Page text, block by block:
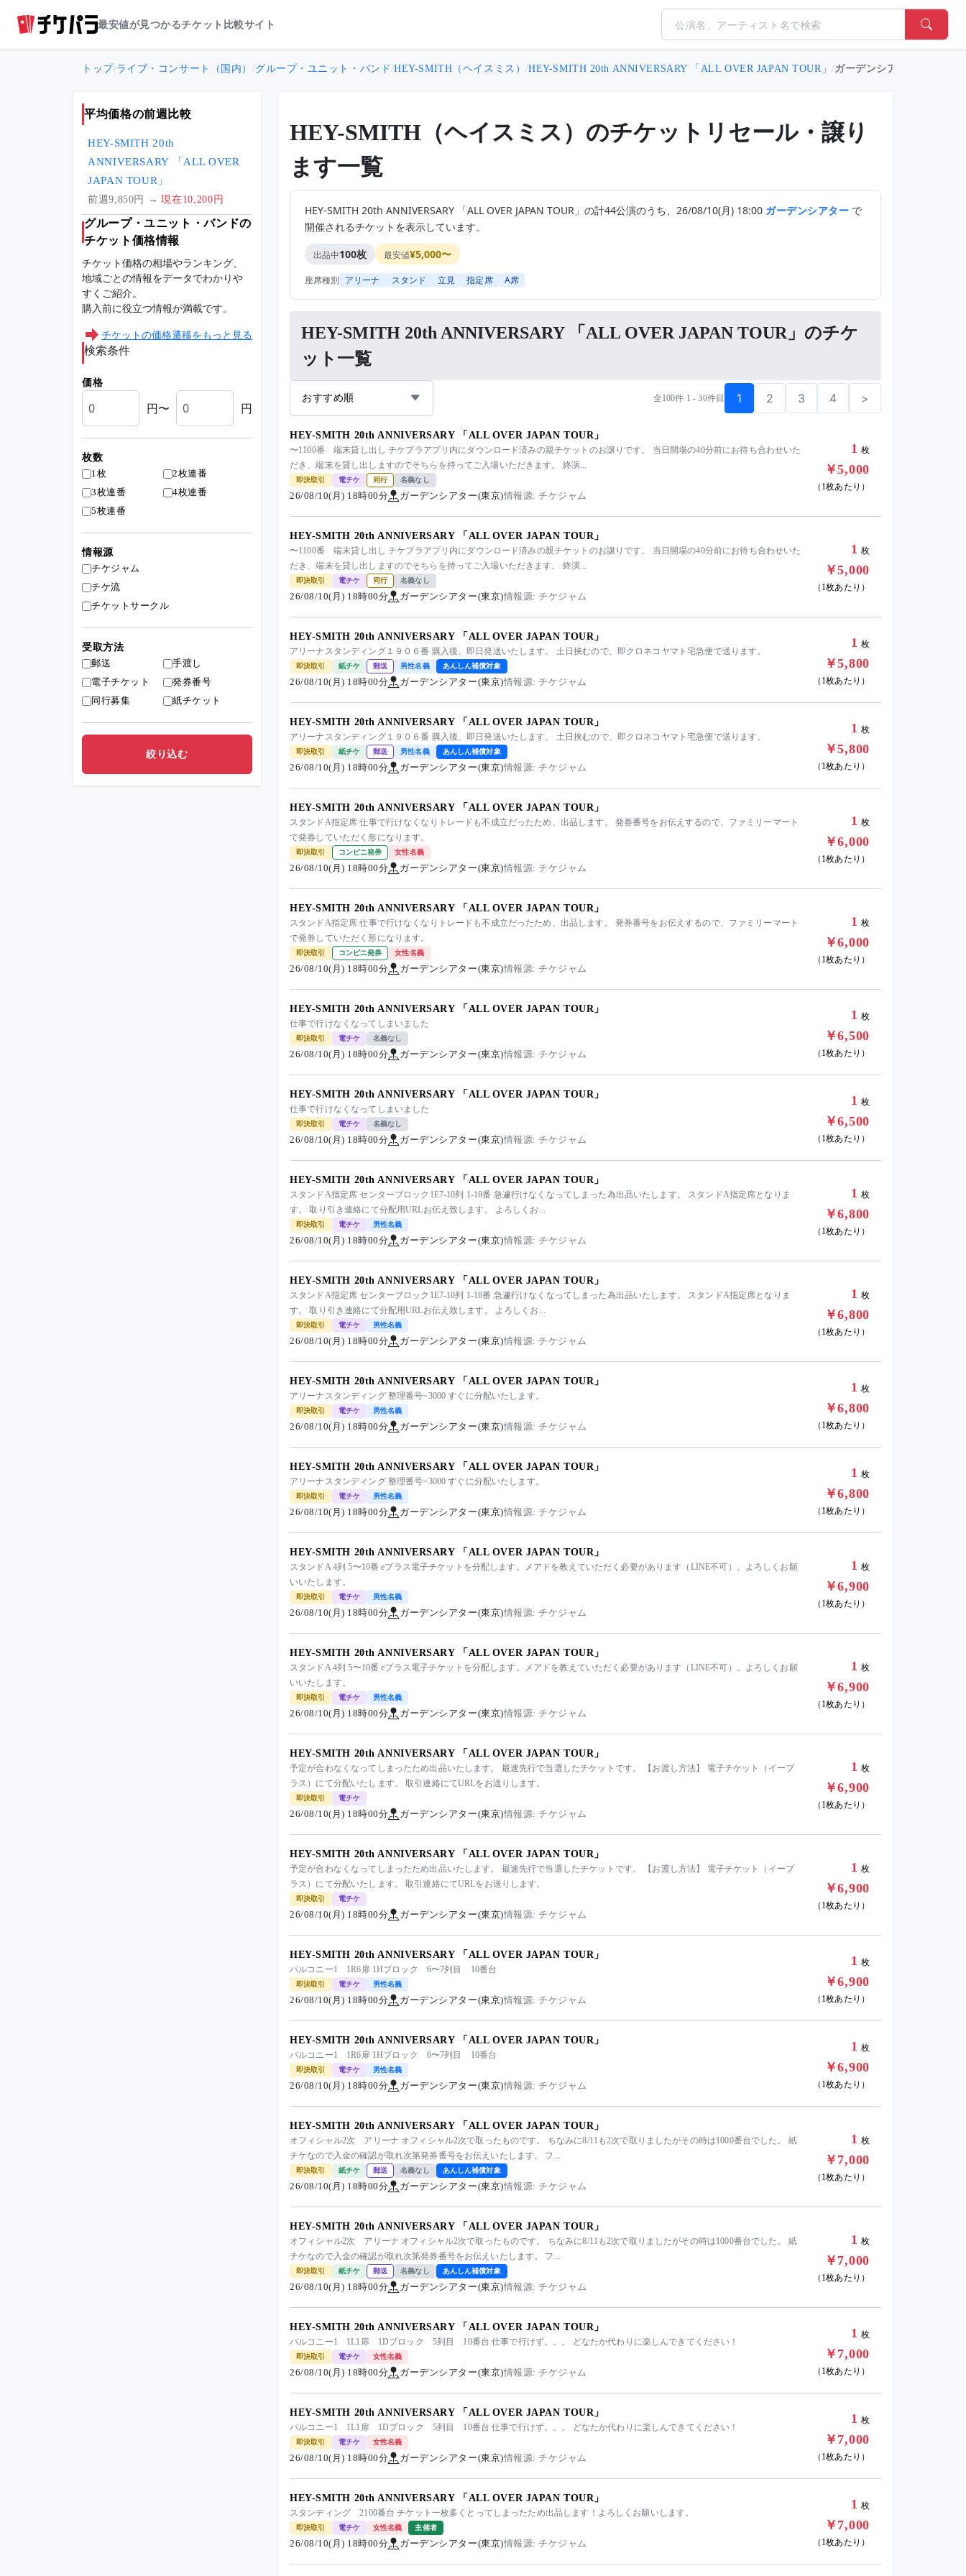
最安値が見つかるチケット比較サイト
トップ/ライブ・コンサート（国内） /グループ・ユニット・バンド/HEY-SMITH（ヘイスミス）/HEY-SMITH 20th ANNIVERSARY 「ALL OVER JAPAN TOUR」/ガーデンシアター 26/08/
HEY-SMITH（ヘイスミス）のチケットリセール・譲り
ます一覧
HEY-SMITH 20th ANNIVERSARY 「ALL OVER JAPAN TOUR」の計44公演のうち、26/08/10(月) 18:00 ガーデンシアター で
開催されるチケットを表示しています。
出品中100枚 最安値¥5,000〜
座席種別 アリーナ スタンド 立見 指定席 A席
HEY-SMITH 20th ANNIVERSARY 「ALL OVER JAPAN TOUR」のチケ
ット一覧
おすすめ順 全100件 1 - 30件目 1 2 3 4 >
HEY-SMITH 20th ANNIVERSARY 「ALL OVER JAPAN TOUR」
〜1100番 端末貸し出し チケプラアプリ内にダウンロード済みの親チケットのお譲りです。 当日開場の40分前にお待ち合わせいた
だき、端末を貸し出しますのでそちらを持ってご入場いただきます。 終演...
即決取引 電チケ 同行 名義なし
26/08/10(月) 18時00分 ガーデンシアター(東京)情報源: チケジャム
1 枚
￥5,000
（1枚あたり）
HEY-SMITH 20th ANNIVERSARY 「ALL OVER JAPAN TOUR」
〜1100番 端末貸し出し チケプラアプリ内にダウンロード済みの親チケットのお譲りです。 当日開場の40分前にお待ち合わせいた
だき、端末を貸し出しますのでそちらを持ってご入場いただきます。 終演...
即決取引 電チケ 同行 名義なし
26/08/10(月) 18時00分 ガーデンシアター(東京)情報源: チケジャム
1 枚
￥5,000
（1枚あたり）
HEY-SMITH 20th ANNIVERSARY 「ALL OVER JAPAN TOUR」
アリーナスタンディング１９０６番 購入後、即日発送いたします。 土日挟むので、即クロネコヤマト宅急便で送ります。
即決取引 紙チケ 郵送 男性名義 あんしん補償対象
26/08/10(月) 18時00分 ガーデンシアター(東京)情報源: チケジャム
1 枚
￥5,800
（1枚あたり）
HEY-SMITH 20th ANNIVERSARY 「ALL OVER JAPAN TOUR」
アリーナスタンディング１９０６番 購入後、即日発送いたします。 土日挟むので、即クロネコヤマト宅急便で送ります。
即決取引 紙チケ 郵送 男性名義 あんしん補償対象
26/08/10(月) 18時00分 ガーデンシアター(東京)情報源: チケジャム
1 枚
￥5,800
（1枚あたり）
HEY-SMITH 20th ANNIVERSARY 「ALL OVER JAPAN TOUR」
スタンドA指定席 仕事で行けなくなりトレードも不成立だったため、出品します。 発券番号をお伝えするので、ファミリーマート
で発券していただく形になります。
即決取引 コンビニ発券 女性名義
26/08/10(月) 18時00分 ガーデンシアター(東京)情報源: チケジャム
1 枚
￥6,000
（1枚あたり）
HEY-SMITH 20th ANNIVERSARY 「ALL OVER JAPAN TOUR」
スタンドA指定席 仕事で行けなくなりトレードも不成立だったため、出品します。 発券番号をお伝えするので、ファミリーマート
で発券していただく形になります。
即決取引 コンビニ発券 女性名義
26/08/10(月) 18時00分 ガーデンシアター(東京)情報源: チケジャム
1 枚
￥6,000
（1枚あたり）
HEY-SMITH 20th ANNIVERSARY 「ALL OVER JAPAN TOUR」
仕事で行けなくなってしまいました
即決取引 電チケ 名義なし
26/08/10(月) 18時00分 ガーデンシアター(東京)情報源: チケジャム
1 枚
￥6,500
（1枚あたり）
HEY-SMITH 20th ANNIVERSARY 「ALL OVER JAPAN TOUR」
仕事で行けなくなってしまいました
即決取引 電チケ 名義なし
26/08/10(月) 18時00分 ガーデンシアター(東京)情報源: チケジャム
1 枚
￥6,500
（1枚あたり）
HEY-SMITH 20th ANNIVERSARY 「ALL OVER JAPAN TOUR」
スタンドA指定席 センターブロック1E7-10列 1-18番 急遽行けなくなってしまった為出品いたします。 スタンドA指定席となりま
す。 取り引き連絡にて分配用URLお伝え致します。 よろしくお...
即決取引 電チケ 男性名義
26/08/10(月) 18時00分 ガーデンシアター(東京)情報源: チケジャム
1 枚
￥6,800
（1枚あたり）
HEY-SMITH 20th ANNIVERSARY 「ALL OVER JAPAN TOUR」
スタンドA指定席 センターブロック1E7-10列 1-18番 急遽行けなくなってしまった為出品いたします。 スタンドA指定席となりま
す。 取り引き連絡にて分配用URLお伝え致します。 よろしくお...
即決取引 電チケ 男性名義
26/08/10(月) 18時00分 ガーデンシアター(東京)情報源: チケジャム
1 枚
￥6,800
（1枚あたり）
HEY-SMITH 20th ANNIVERSARY 「ALL OVER JAPAN TOUR」
アリーナスタンディング 整理番号~3000 すぐに分配いたします。
即決取引 電チケ 男性名義
26/08/10(月) 18時00分 ガーデンシアター(東京)情報源: チケジャム
1 枚
￥6,800
（1枚あたり）
HEY-SMITH 20th ANNIVERSARY 「ALL OVER JAPAN TOUR」
アリーナスタンディング 整理番号~3000 すぐに分配いたします。
即決取引 電チケ 男性名義
26/08/10(月) 18時00分 ガーデンシアター(東京)情報源: チケジャム
1 枚
￥6,800
（1枚あたり）
HEY-SMITH 20th ANNIVERSARY 「ALL OVER JAPAN TOUR」
スタンドA 4列 5〜10番 eプラス電子チケットを分配します。メアドを教えていただく必要があります（LINE不可）。よろしくお願
いいたします。
即決取引 電チケ 男性名義
26/08/10(月) 18時00分 ガーデンシアター(東京)情報源: チケジャム
1 枚
￥6,900
（1枚あたり）
HEY-SMITH 20th ANNIVERSARY 「ALL OVER JAPAN TOUR」
スタンドA 4列 5〜10番 eプラス電子チケットを分配します。メアドを教えていただく必要があります（LINE不可）。よろしくお願
いいたします。
即決取引 電チケ 男性名義
26/08/10(月) 18時00分 ガーデンシアター(東京)情報源: チケジャム
1 枚
￥6,900
（1枚あたり）
HEY-SMITH 20th ANNIVERSARY 「ALL OVER JAPAN TOUR」
予定が合わなくなってしまったため出品いたします。 最速先行で当選したチケットです。 【お渡し方法】 電子チケット（イープ
ラス）にて分配いたします。 取引連絡にてURLをお送りします。
即決取引 電チケ
26/08/10(月) 18時00分 ガーデンシアター(東京)情報源: チケジャム
1 枚
￥6,900
（1枚あたり）
HEY-SMITH 20th ANNIVERSARY 「ALL OVER JAPAN TOUR」
予定が合わなくなってしまったため出品いたします。 最速先行で当選したチケットです。 【お渡し方法】 電子チケット（イープ
ラス）にて分配いたします。 取引連絡にてURLをお送りします。
即決取引 電チケ
26/08/10(月) 18時00分 ガーデンシアター(東京)情報源: チケジャム
1 枚
￥6,900
（1枚あたり）
HEY-SMITH 20th ANNIVERSARY 「ALL OVER JAPAN TOUR」
バルコニー1 1R6扉 1Hブロック 6〜7列目 10番台
即決取引 電チケ 男性名義
26/08/10(月) 18時00分 ガーデンシアター(東京)情報源: チケジャム
1 枚
￥6,900
（1枚あたり）
HEY-SMITH 20th ANNIVERSARY 「ALL OVER JAPAN TOUR」
バルコニー1 1R6扉 1Hブロック 6〜7列目 10番台
即決取引 電チケ 男性名義
26/08/10(月) 18時00分 ガーデンシアター(東京)情報源: チケジャム
1 枚
￥6,900
（1枚あたり）
HEY-SMITH 20th ANNIVERSARY 「ALL OVER JAPAN TOUR」
オフィシャル2次 アリーナ オフィシャル2次で取ったものです。 ちなみに8/11も2次で取りましたがその時は1000番台でした。 紙
チケなので入金の確認が取れ次第発券番号をお伝えいたします。 フ...
即決取引 紙チケ 郵送 名義なし あんしん補償対象
26/08/10(月) 18時00分 ガーデンシアター(東京)情報源: チケジャム
1 枚
￥7,000
（1枚あたり）
HEY-SMITH 20th ANNIVERSARY 「ALL OVER JAPAN TOUR」
オフィシャル2次 アリーナ オフィシャル2次で取ったものです。 ちなみに8/11も2次で取りましたがその時は1000番台でした。 紙
チケなので入金の確認が取れ次第発券番号をお伝えいたします。 フ...
即決取引 紙チケ 郵送 名義なし あんしん補償対象
26/08/10(月) 18時00分 ガーデンシアター(東京)情報源: チケジャム
1 枚
￥7,000
（1枚あたり）
HEY-SMITH 20th ANNIVERSARY 「ALL OVER JAPAN TOUR」
バルコニー1 1L1扉 1Dブロック 5列目 10番台 仕事で行けず。。。 どなたか代わりに楽しんできてください！
即決取引 電チケ 女性名義
26/08/10(月) 18時00分 ガーデンシアター(東京)情報源: チケジャム
1 枚
￥7,000
（1枚あたり）
HEY-SMITH 20th ANNIVERSARY 「ALL OVER JAPAN TOUR」
バルコニー1 1L1扉 1Dブロック 5列目 10番台 仕事で行けず。。。 どなたか代わりに楽しんできてください！
即決取引 電チケ 女性名義
26/08/10(月) 18時00分 ガーデンシアター(東京)情報源: チケジャム
1 枚
￥7,000
（1枚あたり）
HEY-SMITH 20th ANNIVERSARY 「ALL OVER JAPAN TOUR」
スタンディング 2100番台 チケット一枚多くとってしまったため出品します！よろしくお願いします。
即決取引 電チケ 女性名義 主催者
26/08/10(月) 18時00分 ガーデンシアター(東京)情報源: チケジャム
1 枚
￥7,000
（1枚あたり）
平均価格の前週比較
HEY-SMITH 20th
ANNIVERSARY 「ALL OVER
JAPAN TOUR」
前週9,850円 → 現在10,200円
グループ・ユニット・バンドの
チケット価格情報
チケット価格の相場やランキング、
地域ごとの情報をデータでわかりや
すくご紹介。
購入前に役立つ情報が満載です。
チケットの価格遷移をもっと見る
検索条件
価格
円〜 円
枚数
1枚
2枚連番
3枚連番
4枚連番
5枚連番
情報源
チケジャム
チケ流
チケットサークル
受取方法
郵送
手渡し
電子チケット
発券番号
同行募集
紙チケット